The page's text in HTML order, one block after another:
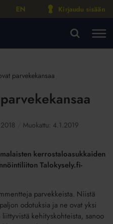
EN Kirjaudu sisään
parvekekansaa
Muokattu: 4.1.2019
kerrostaloasukkaiden
Talokysely.fi-
parvekkeista. Niistä
odotuksia ja ne ovat yksi
kehityskohteista, sanoo